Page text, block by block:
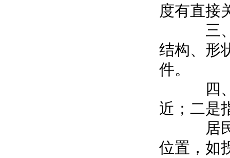
度有直接
三、
结构、形
件。
四、
近；二是
居民
位置，如